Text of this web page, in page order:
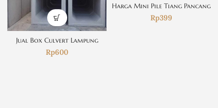
Jual Box Culvert Lampung
Rp600
Harga Mini Pile Tiang Pancang
Rp399